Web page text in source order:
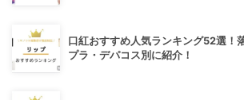
口紅おすすめ人気ランキング52選！
プラ・デパコス別に紹介！